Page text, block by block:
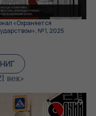
«Охраняется
№ 1, 2025
век»